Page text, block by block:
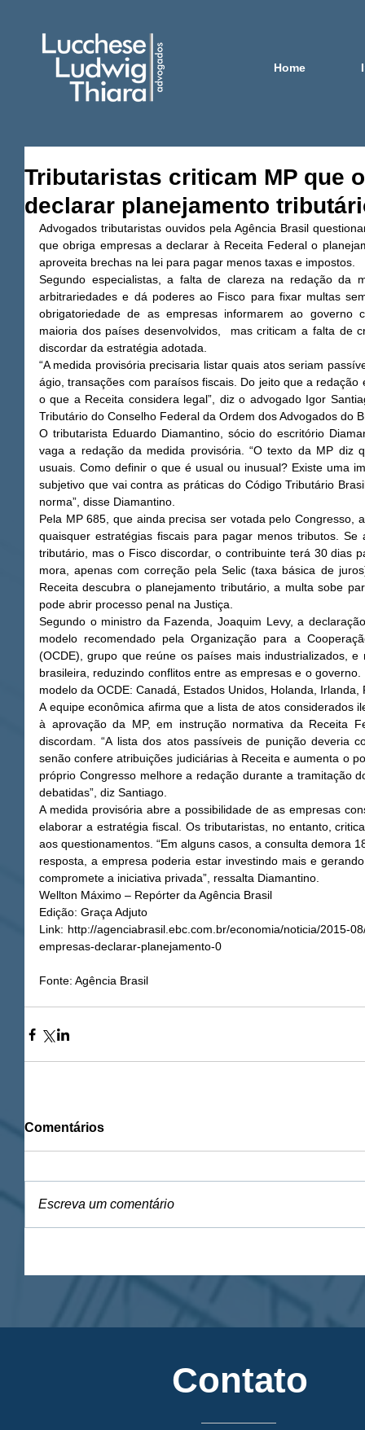
Home
Tributaristas criticam MP que
declarar planejamento
Advogados tributaristas ouvidos pela Agência Brasil
que obriga empresas a declarar à Receita Federal o
aproveita brechas na lei para pagar menos taxas e impostos.
Segundo especialistas, a falta de clareza na redação da
arbitrariedades e dá poderes ao Fisco para fixar multas
obrigatoriedade de as empresas informarem ao governo
maioria dos países desenvolvidos,  mas criticam a falta de
discordar da estratégia adotada.
“A medida provisória precisaria listar quais atos seriam
ágio, transações com paraísos fiscais. Do jeito que a
o que a Receita considera legal”, diz o advogado Igor
Tributário do Conselho Federal da Ordem dos Advogados do
O tributarista Eduardo Diamantino, sócio do escritório
vaga a redação da medida provisória. “O texto da MP diz
usuais. Como definir o que é usual ou inusual? Existe uma
subjetivo que vai contra as práticas do Código Tributário
norma”, disse Diamantino.
Pela MP 685, que ainda precisa ser votada pelo Congresso,
quaisquer estratégias fiscais para pagar menos tributos.
tributário, mas o Fisco discordar, o contribuinte terá 30 dias
mora, apenas com correção pela Selic (taxa básica de
Receita descubra o planejamento tributário, a multa sobe
pode abrir processo penal na Justiça.
Segundo o ministro da Fazenda, Joaquim Levy, a
modelo recomendado pela Organização para a
(OCDE), grupo que reúne os países mais industrializados,
brasileira, reduzindo conflitos entre as empresas e o
modelo da OCDE: Canadá, Estados Unidos, Holanda,
A equipe econômica afirma que a lista de atos considerados
à aprovação da MP, em instrução normativa da Receita
discordam. “A lista dos atos passíveis de punição deveria
senão confere atribuições judiciárias à Receita e aumenta o
próprio Congresso melhore a redação durante a tramitação
debatidas”, diz Santiago.
A medida provisória abre a possibilidade de as empresas
elaborar a estratégia fiscal. Os tributaristas, no entanto,
aos questionamentos. “Em alguns casos, a consulta demora
resposta, a empresa poderia estar investindo mais e
compromete a iniciativa privada”, ressalta Diamantino.
Wellton Máximo – Repórter da Agência Brasil
Edição: Graça Adjuto
Link: http://agenciabrasil.ebc.com.br/economia/noticia/2015-
empresas-declarar-planejamento-0
Fonte: Agência Brasil
Comentários
Escreva um comentário
Contato